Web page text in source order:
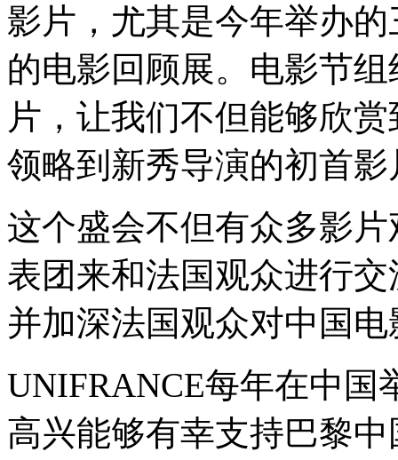
影片，尤其是今年举办
的电影回顾展。电影节
片，让我们不但能够欣
领略到新秀导演的初首影
这个盛会不但有众多影
表团来和法国观众进行
并加深法国观众对中国
UNIFRANCE每年在中国
高兴能够有幸支持巴黎